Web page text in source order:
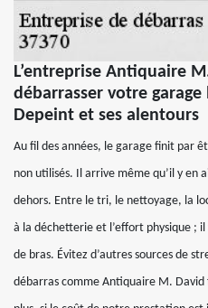
L’entreprise Antiquaire
débarrasser votre garage
Depeint et ses alentours
Au fil des années, le garage finit par
non utilisés. Il arrive même qu’il y
dehors. Entre le tri, le nettoyage, la
à la déchetterie et l’effort physique ;
de bras. Évitez d’autres sources de
débarras comme Antiquaire M.